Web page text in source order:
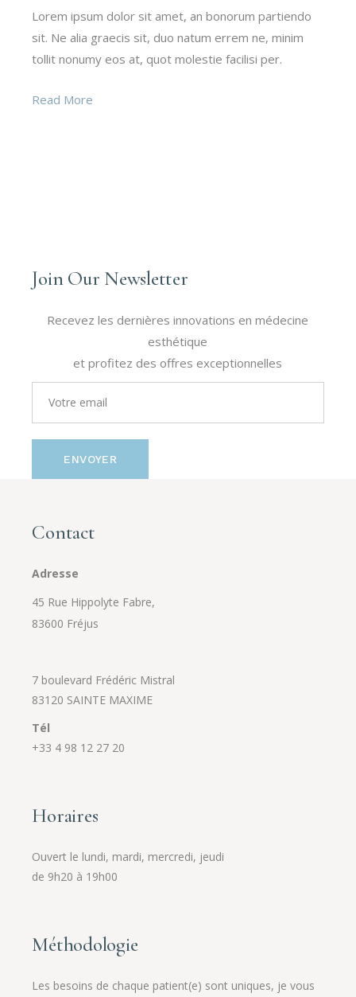
Lorem ipsum dolor sit amet, an bonorum partiendo
sit. Ne alia graecis sit, duo natum errem ne, minim
tollit nonumy eos at, quot molestie facilisi per.
Read More
Join Our Newsletter
Recevez les dernières innovations en médecine
esthétique
et profitez des offres exceptionnelles
ENVOYER
Contact
Adresse
45 Rue Hippolyte Fabre,
83600 Fréjus
7 boulevard Frédéric Mistral
83120 SAINTE MAXIME
Tél
+33 4 98 12 27 20
Horaires
Ouvert le lundi, mardi, mercredi, jeudi
de 9h20 à 19h00
Méthodologie
Les besoins de chaque patient(e) sont uniques, je vous